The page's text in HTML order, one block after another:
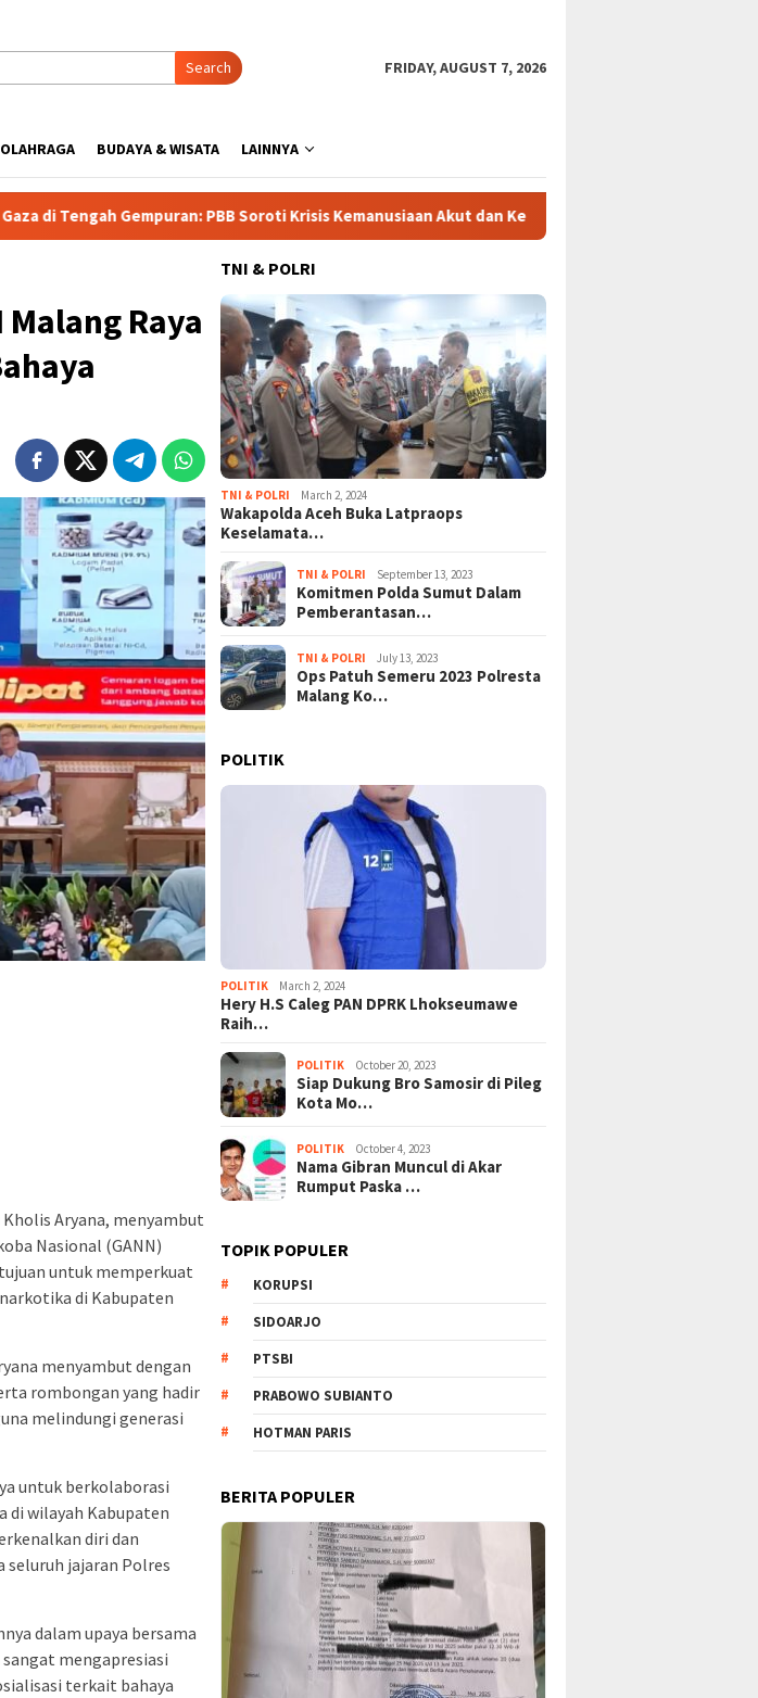
Search FRIDAY, AUGUST 7, 2026
OLAHRAGA BUDAYA & WISATA LAINNYA
PBB Soroti Krisis Kemanusiaan Akut dan Kekerasan Israel
Raya
Aryana, menyambut
Nasional (GANN)
untuk memperkuat
di Kabupaten
menyambut dengan
rombongan yang hadir
melindungi generasi
untuk berkolaborasi
di wilayah Kabupaten
diri dan
seluruh jajaran Polres
dalam upaya bersama
mengapresiasi
terkait bahaya
TNI & POLRI
TNI & POLRI March 2, 2024
Wakapolda Aceh Buka Latpraops
Keselamata…
TNI & POLRI September 13, 2023
Komitmen Polda Sumut Dalam
Pemberantasan…
TNI & POLRI July 13, 2023
Ops Patuh Semeru 2023 Polresta
Malang Ko…
POLITIK
POLITIK March 2, 2024
Hery H.S Caleg PAN DPRK Lhokseumawe
Raih…
POLITIK October 20, 2023
Siap Dukung Bro Samosir di Pileg
Kota Mo…
POLITIK October 4, 2023
Nama Gibran Muncul di Akar
Rumput Paska …
TOPIK POPULER
KORUPSI
SIDOARJO
PTSBI
PRABOWO SUBIANTO
HOTMAN PARIS
BERITA POPULER